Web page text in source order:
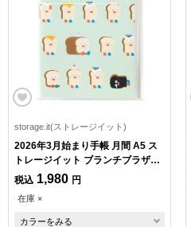
storage.it(ストレージイット)
2026年3月始まり手帳 月間 A5 ス
トレージイット ブランチブラザー
トースト
税込 1,980 円
在庫 ×
カラーをみる